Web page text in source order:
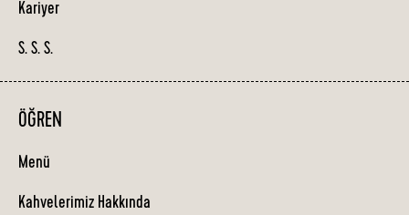
Kariyer
S. S. S.
ÖĞREN
Menü
Kahvelerimiz Hakkında